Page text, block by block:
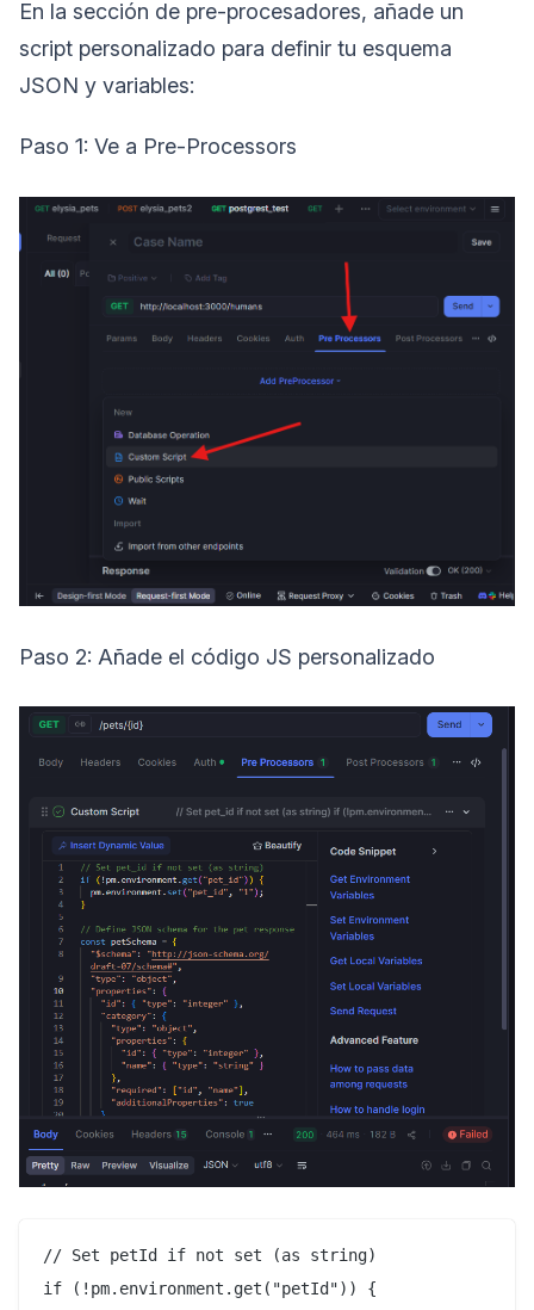
En la sección de pre-procesadores, añade un
script personalizado para definir tu esquema
JSON y variables:
Paso 1: Ve a Pre-Processors
Paso 2: Añade el código JS personalizado
// Set petId if not set (as string)
if (!pm.environment.get("petId")) {